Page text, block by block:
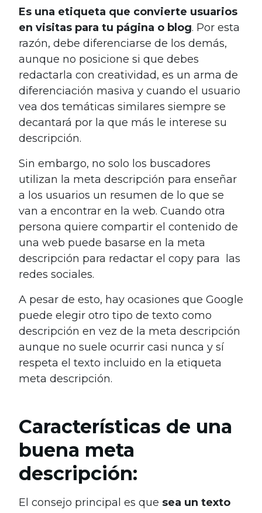
Es una etiqueta que convierte usuarios
en visitas para tu página o blog. Por esta
razón, debe diferenciarse de los demás,
aunque no posicione si que debes
redactarla con creatividad, es un arma de
diferenciación masiva y cuando el usuario
vea dos temáticas similares siempre se
decantará por la que más le interese su
descripción.
Sin embargo, no solo los buscadores
utilizan la meta descripción para enseñar
a los usuarios un resumen de lo que se
van a encontrar en la web. Cuando otra
persona quiere compartir el contenido de
una web puede basarse en la meta
descripción para redactar el copy para las
redes sociales.
A pesar de esto, hay ocasiones que Google
puede elegir otro tipo de texto como
descripción en vez de la meta descripción
aunque no suele ocurrir casi nunca y sí
respeta el texto incluido en la etiqueta
meta descripción.
Características de una
buena meta
descripción:
El consejo principal es que sea un texto